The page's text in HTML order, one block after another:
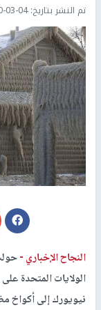
تم النشر بتاريخ:04 08:44
النجاح الإخباري -
الولايات المتحدة
نيويورك إلى أكواخ